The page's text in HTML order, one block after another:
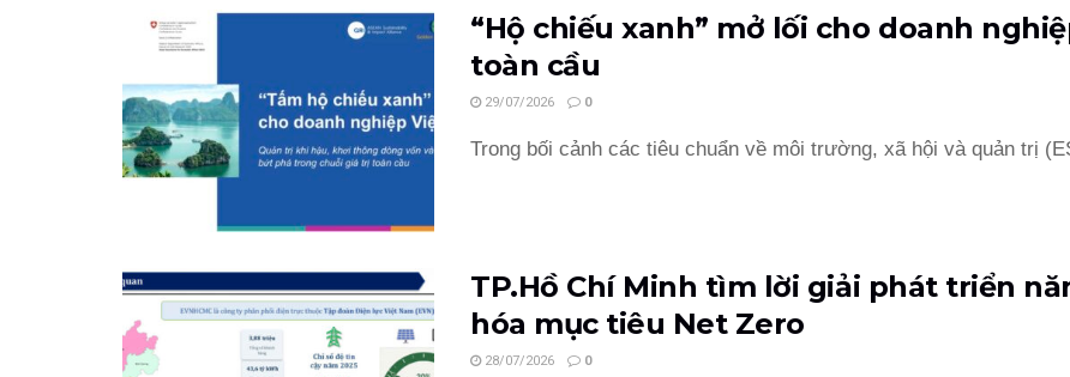
“Hộ chiếu xanh” mở lối cho doanh
toàn cầu
29/07/2026 0
Trong bối cảnh các tiêu chuẩn về môi trường, xã hội và quản trị
TP.Hồ Chí Minh tìm lời giải phát triển
hóa mục tiêu Net Zero
28/07/2026 0